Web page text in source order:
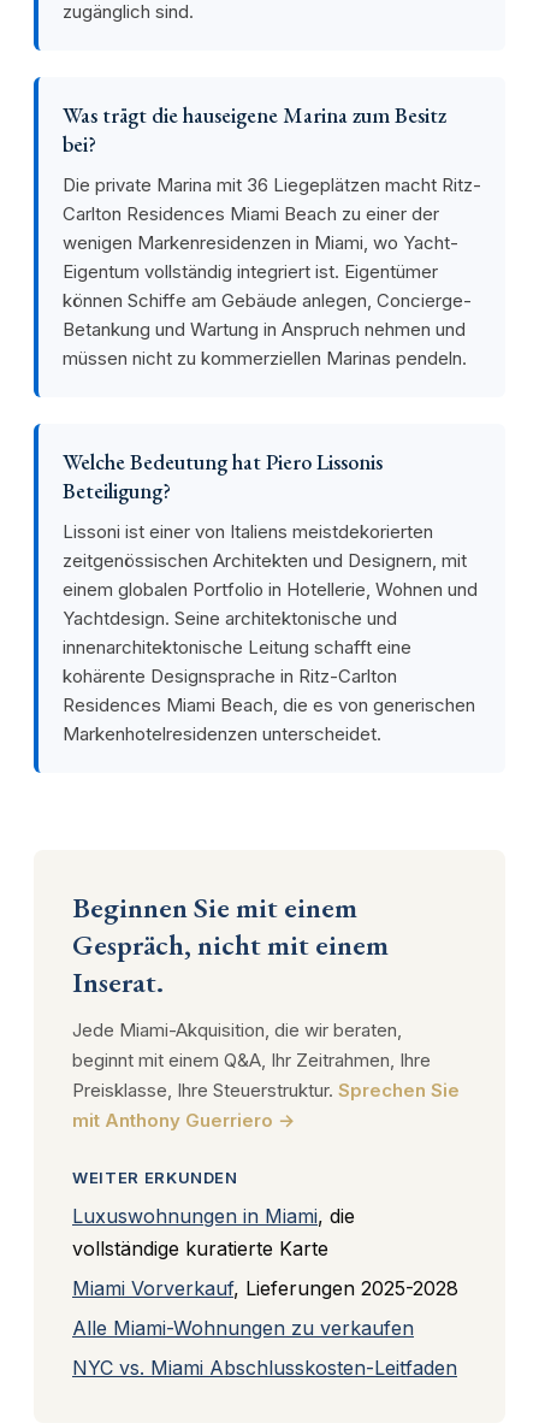
zugänglich sind.
Was trägt die hauseigene Marina zum Besitz
bei?
Die private Marina mit 36 Liegeplätzen macht Ritz-
Carlton Residences Miami Beach zu einer der
wenigen Markenresidenzen in Miami, wo Yacht-
Eigentum vollständig integriert ist. Eigentümer
können Schiffe am Gebäude anlegen, Concierge-
Betankung und Wartung in Anspruch nehmen und
müssen nicht zu kommerziellen Marinas pendeln.
Welche Bedeutung hat Piero Lissonis
Beteiligung?
Lissoni ist einer von Italiens meistdekorierten
zeitgenössischen Architekten und Designern, mit
einem globalen Portfolio in Hotellerie, Wohnen und
Yachtdesign. Seine architektonische und
innenarchitektonische Leitung schafft eine
kohärente Designsprache in Ritz-Carlton
Residences Miami Beach, die es von generischen
Markenhotelresidenzen unterscheidet.
Beginnen Sie mit einem
Gespräch, nicht mit einem
Inserat.
Jede Miami-Akquisition, die wir beraten,
beginnt mit einem Q&A, Ihr Zeitrahmen, Ihre
Preisklasse, Ihre Steuerstruktur. Sprechen Sie
mit Anthony Guerriero →
WEITER ERKUNDEN
Luxuswohnungen in Miami, die
vollständige kuratierte Karte
Miami Vorverkauf, Lieferungen 2025-2028
Alle Miami-Wohnungen zu verkaufen
NYC vs. Miami Abschlusskosten-Leitfaden